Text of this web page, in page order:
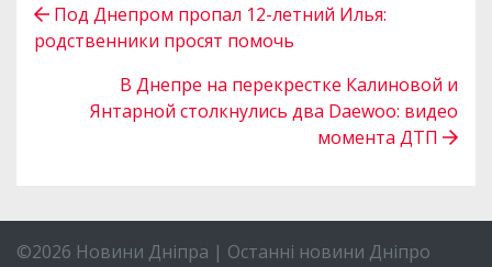
Под Днепром пропал 12-летний Илья:
родственники просят помочь
В Днепре на перекрестке Калиновой и
Янтарной столкнулись два Daewoo: видео
момента ДТП
©2026 Новини Дніпра | Останні новини Дніпро